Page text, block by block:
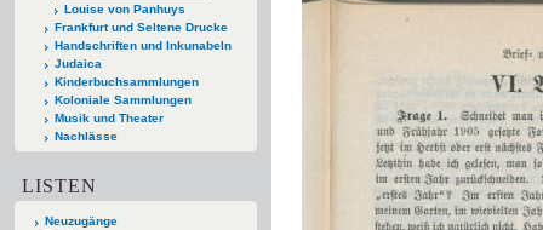
Louise von Panhuys
Frankfurt und Seltene Drucke
Handschriften und Inkunabeln
Judaica
Kinderbuchsammlungen
Koloniale Sammlungen
Musik und Theater
Nachlässe
LISTEN
Neuzugänge